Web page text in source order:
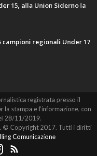
15, alla Union Siderno la
campioni regionali Under 17
registrata presso il
la stampa e l'informazione, con
28/11/2019.
© Copyright 2017. Tutti i diritti
Comunicazione